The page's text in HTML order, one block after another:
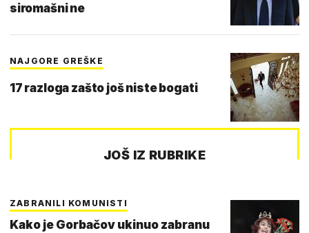
siromašni ne
NAJGORE GREŠKE
17 razloga zašto još niste bogati
JOŠ IZ RUBRIKE
ZABRANILI KOMUNISTI
Kako je Gorbačov ukinuo zabranu